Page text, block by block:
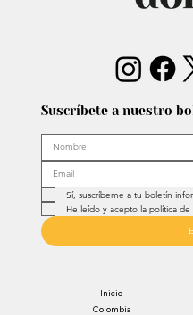
Suscríbete a nuestro
Sí, suscríbeme a tu boletín
He leído y acepto la política de
Inicio
Colombia